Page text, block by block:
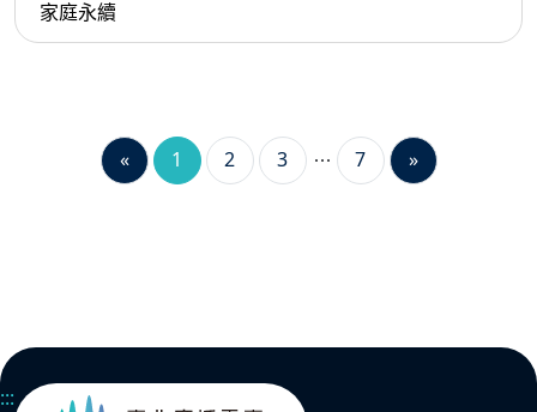
家庭永續
« 1 2 3 7 »
:::